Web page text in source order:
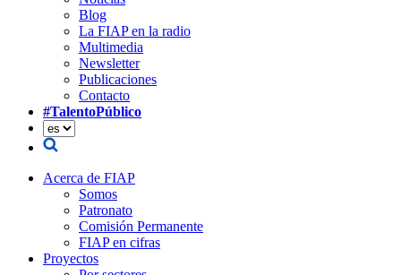
Blog
La FIAP en la radio
Multimedia
Newsletter
Publicaciones
Contacto
#TalentoPúblico
Acerca de FIAP
Somos
Patronato
Comisión Permanente
FIAP en cifras
Proyectos